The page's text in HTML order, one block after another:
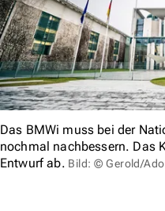
Das BMWi muss bei der
nochmal nachbessern. Das
Entwurf ab. Bild: © Gerold/